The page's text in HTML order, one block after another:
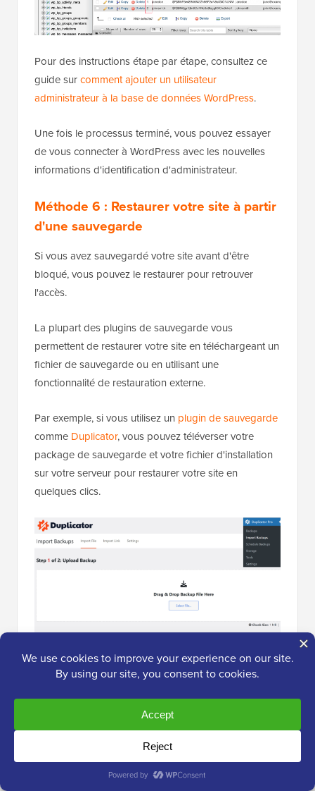
Pour des instructions étape par étape, consultez ce
guide surcomment ajouter un utilisateur
administrateur à la base de données WordPress.
Une fois le processus terminé, vous pouvez essayer
de vous connecter à WordPress avec les nouvelles
informations d'identification d'administrateur.
Méthode 6 : Restaurer votre site à partir
d'une sauvegarde
Si vous avez sauvegardé votre site avant d'être
bloqué, vous pouvez le restaurer pour retrouver
l'accès.
La plupart des plugins de sauvegarde vous
permettent de restaurer votre site en téléchargeant un
fichier de sauvegarde ou en utilisant une
fonctionnalité de restauration externe.
Par exemple, si vous utilisez un plugin de sauvegarde
comme Duplicator, vous pouvez téléverser votre
package de sauvegarde et votre fichier d'installation
sur votre serveur pour restaurer votre site en
quelques clics.
Avec la version payante du plugin Duplicator, vous
aurez également accès aux restaurations de
sauvegarde en un clic.
Cela vous permet de restaurer votre sauvegarde
presque immédiatement.